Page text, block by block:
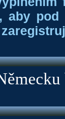
aby